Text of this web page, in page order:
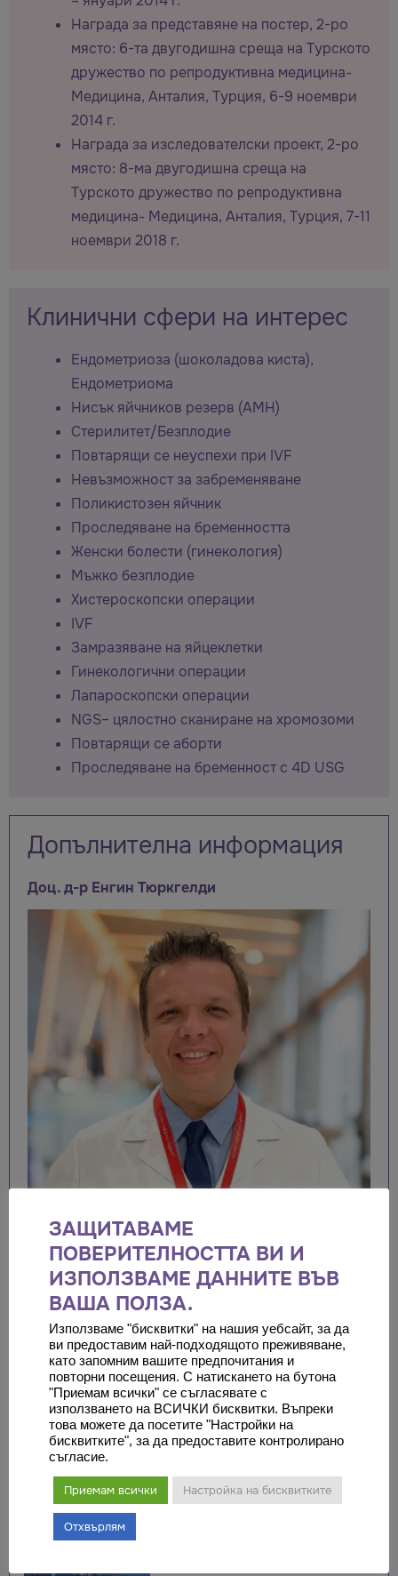
Награда за представяне на постер, 2-ро
място: 6-та двугодишна среща на Турското
дружество по репродуктивна медицина-
Медицина, Анталия, Турция, 6-9 ноември
2014 г.
Награда за изследователски проект, 2-ро
място: 8-ма двугодишна среща на
Турското дружество по репродуктивна
медицина- Медицина, Анталия, Турция, 7-11
ноември 2018 г.
Клинични сфери на интерес
Ендометриоза (шоколадова киста),
Ендометриома
Нисък яйчников резерв (AMH)
Стерилитет/Безплодие
Повтарящи се неуспехи при IVF
Невъзможност за забременяване
Поликистозен яйчник
Проследяване на бременността
Женски болести (гинекология)
Мъжко безплодие
Хистероскопски операции
IVF
Замразяване на яйцеклетки
Гинекологични операции
Лапароскопски операции
NGS– цялостно сканиране на хромозоми
Повтарящи се аборти
Проследяване на бременност с 4D USG
Допълнителна информация
Доц. д-р Енгин Тюркгелди
Работни направления:
Гинекология
Част от екипа на:
Бахчелиевлер,
ЗАЩИТАВАМЕ
ПОВЕРИТЕЛНОСТТА ВИ И
ИЗПОЛЗВАМЕ ДАННИТЕ ВЪВ
ВАША ПОЛЗА.
Използваме "бисквитки" на нашия уебсайт, за да
ви предоставим най-подходящото преживяване,
като запомним вашите предпочитания и
повторни посещения. С натискането на бутона
"Приемам всички" се съгласявате с
използването на ВСИЧКИ бисквитки. Въпреки
това можете да посетите "Настройки на
бисквитките", за да предоставите контролирано
съгласие.
Приемам всички Настройка на бисквитките
Отхвърлям